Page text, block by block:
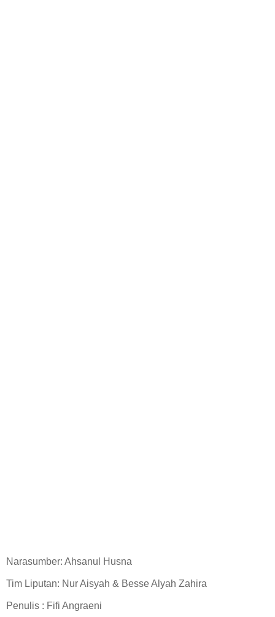
Narasumber: Ahsanul Husna
Tim Liputan: Nur Aisyah & Besse Alyah Zahira
Penulis : Fifi Angraeni